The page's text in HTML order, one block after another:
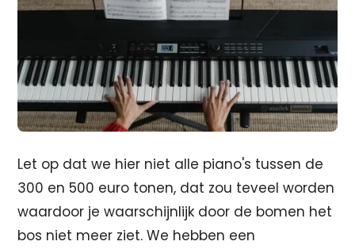
Let op dat we hier niet alle piano's tussen de
300 en 500 euro tonen, dat zou teveel worden
waardoor je waarschijnlijk door de bomen het
bos niet meer ziet. We hebben een